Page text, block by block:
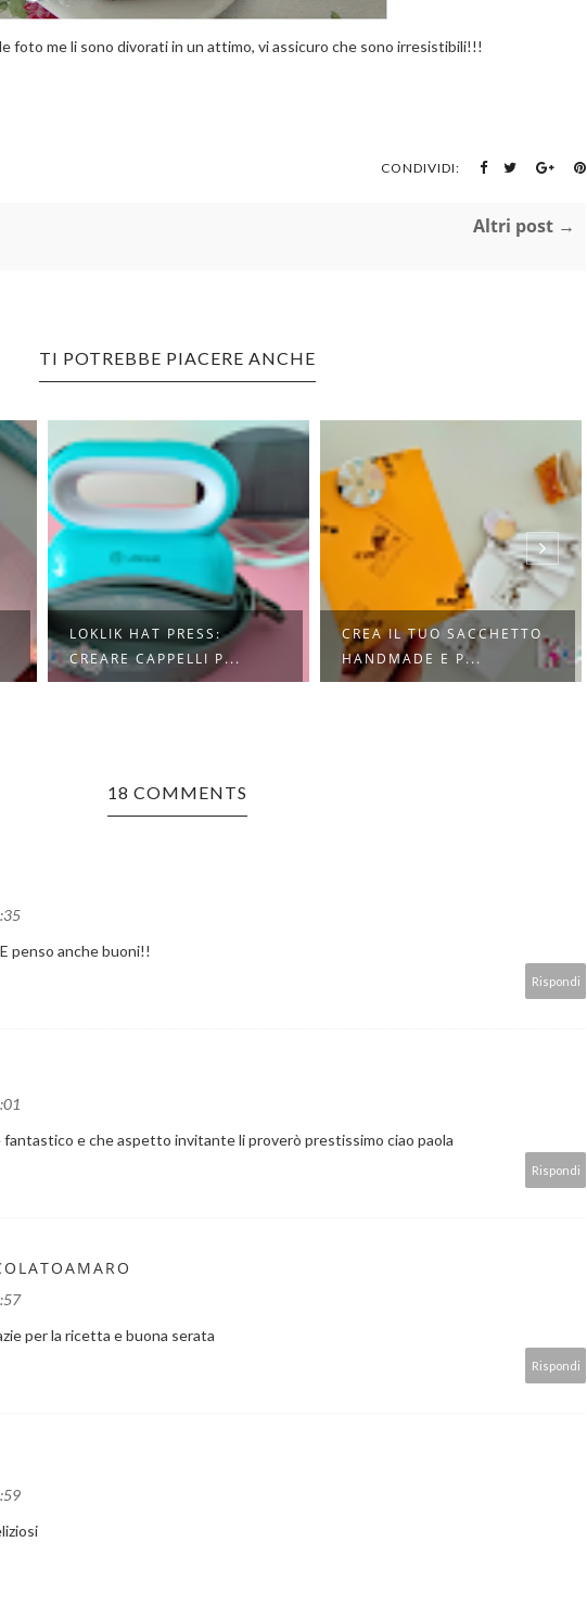
foto me li sono divorati in un attimo, vi assicuro che sono irresistibili!!!
CONDIVIDI:
Altri post →
TI POTREBBE PIACERE ANCHE
CREA IL TUO SACCHETTO
HANDMADE E P...
8 TRUCCHI PER LA PRESSA
A CALDO DA ...
18 COMMENTS
penso anche buoni!!
Rispondi
fantastico e che aspetto invitante li proverò prestissimo ciao paola
Rispondi
per la ricetta e buona serata
Rispondi